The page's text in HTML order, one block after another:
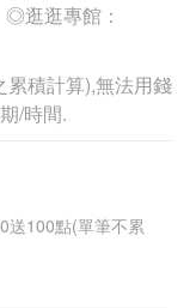
◎逛逛專館：
積計算),無法用錢
/時間.
送100點(單筆不累